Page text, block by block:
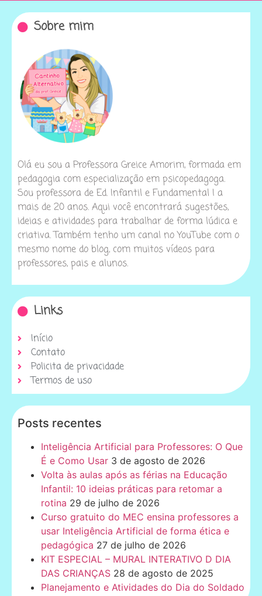
Sobre mim
Olá eu sou a Professora Greice Amorim, formada em
pedagogia com especialização em psicopedagoga.
Sou professora de Ed. Infantil e Fundamental I a
mais de 20 anos. Aqui você encontrará sugestões,
ideias e atividades para trabalhar de forma lúdica e
criativa. Também tenho um canal no YouTube com o
mesmo nome do blog, com muitos vídeos para
professores, pais e alunos.
Links
Início
Contato
Policita de privacidade
Termos de uso
Posts recentes
Inteligência Artificial para Professores: O Que
É e Como Usar 3 de agosto de 2026
Volta às aulas após as férias na Educação
Infantil: 10 ideias práticas para retomar a
rotina 29 de julho de 2026
Curso gratuito do MEC ensina professores a
usar Inteligência Artificial de forma ética e
pedagógica 27 de julho de 2026
KIT ESPECIAL – MURAL INTERATIVO D DIA
DAS CRIANÇAS 28 de agosto de 2025
Planejamento e Atividades do Dia do Soldado